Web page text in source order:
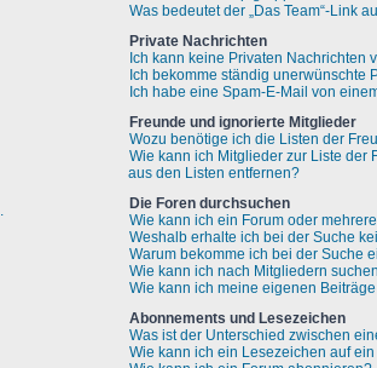
Was bedeutet der „Das Team“-Link
Private Nachrichten
Ich kann keine Privaten Nachrichten
Ich bekomme ständig unerwünschte
Ich habe eine Spam-E-Mail von
Freunde und ignorierte Mitglieder
Wozu benötige ich die Listen der
Wie kann ich Mitglieder zur Liste der
aus den Listen entfernen?
Die Foren durchsuchen
Wie kann ich ein Forum oder
Weshalb erhalte ich bei der Suche
Warum bekomme ich bei der Suche
Wie kann ich nach Mitgliedern
Wie kann ich meine eigenen
Abonnements und Lesezeichen
Was ist der Unterschied zwischen
Wie kann ich ein Lesezeichen auf